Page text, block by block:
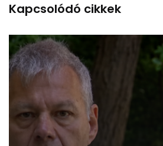
Kapcsolódó cikkek